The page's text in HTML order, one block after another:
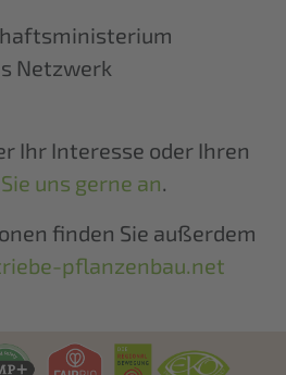
Netzwerk
Ihr Interesse oder Ihren
uns gerne an
finden Sie außerdem
pflanzenbau.net